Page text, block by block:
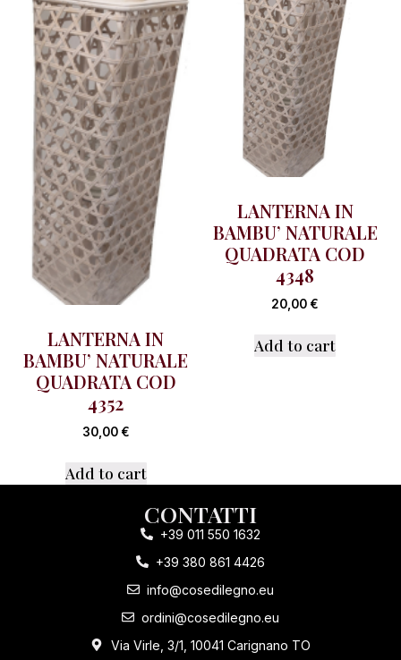
LANTERNA IN
BAMBU’ NATURALE
QUADRATA COD
4352
30,00 €
Add to cart
LANTERNA IN
BAMBU’ NATURALE
QUADRATA COD
4348
20,00 €
Add to cart
CONTATTI
+39 011 550 1632
+39 380 861 4426
info@cosedilegno.eu
ordini@cosedilegno.eu
Via Virle, 3/1, 10041 Carignano TO